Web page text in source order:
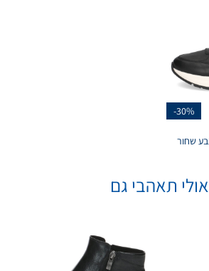
-30%
אולי תאהבי גם